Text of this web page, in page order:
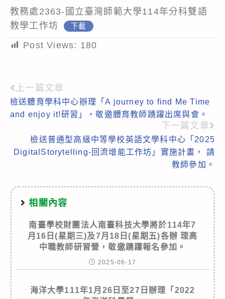
教務處2363-國立臺灣師範大學114年分科雙語
教學工作坊
下載
Post Views: 180
Read
more
上一篇文章
檢送體育學科中心辦理「A journey to find Me Time
and enjoy it!研習」，敬邀體育教師踴躍出席與會。
下一篇文章
檢送普通型高級中等學校英語文學科中心「2025
DigitalStorytelling-回流增能工作坊」實施計畫， 請
教師參加。
相關內容
南臺學校財團法人南臺科技大學將於114年7
月16日(星期三)及7月18日(星期五)各辦 理高
中職教師研習營，敬邀踴躍報名參加。
2025-06-17
海洋大學111年1月26日至27日辦理「2022